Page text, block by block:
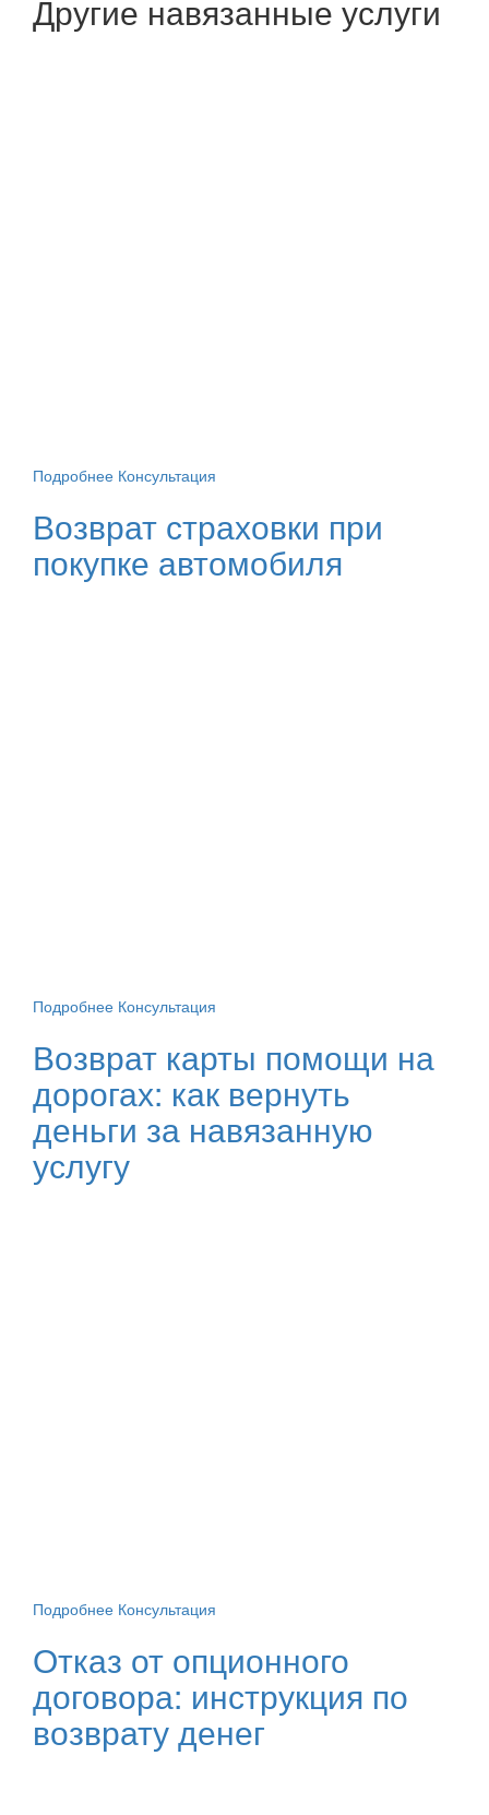
Другие навязанные услуги
Подробнее Консультация
Возврат страховки при
покупке автомобиля
Подробнее Консультация
Возврат карты помощи на
дорогах: как вернуть
деньги за навязанную
услугу
Подробнее Консультация
Отказ от опционного
договора: инструкция по
возврату денег